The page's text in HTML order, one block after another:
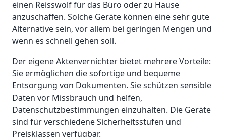
einen Reisswolf für das Büro oder zu Hause
anzuschaffen. Solche Geräte können eine sehr gute
Alternative sein, vor allem bei geringen Mengen und
wenn es schnell gehen soll.
Der eigene Aktenvernichter bietet mehrere Vorteile:
Sie ermöglichen die sofortige und bequeme
Entsorgung von Dokumenten. Sie schützen sensible
Daten vor Missbrauch und helfen,
Datenschutzbestimmungen einzuhalten. Die Geräte
sind für verschiedene Sicherheitsstufen und
Preisklassen verfügbar.